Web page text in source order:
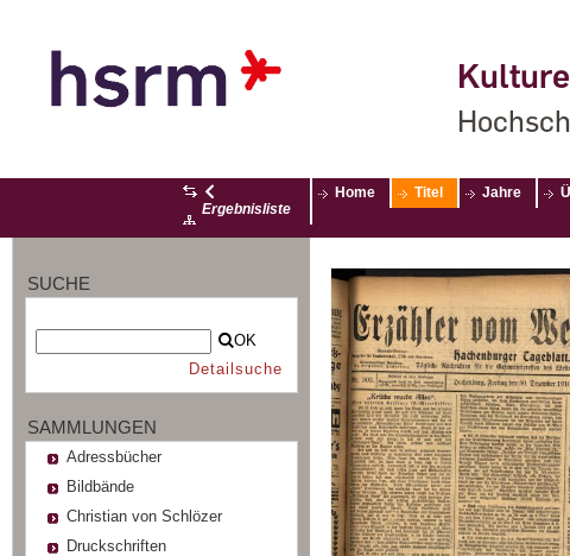
Ergebnisliste
Home Titel Jahre
SUCHE
OK
Detailsuche
SAMMLUNGEN
Adressbücher
Bildbände
Christian von Schlözer
Druckschriften